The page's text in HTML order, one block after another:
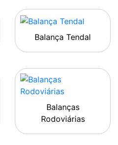
Balança Tendal
Balanças
Rodoviárias